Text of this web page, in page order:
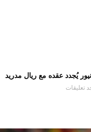
يُجدد عقده مع ريال مدريد
تعليقات